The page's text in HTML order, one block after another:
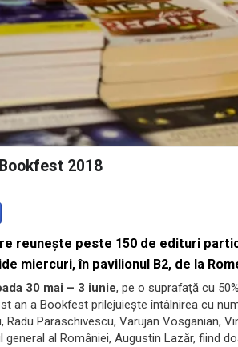
2018
reuneşte peste 150 de edituri
miercuri, în pavilionul B2, de la
30 mai – 3 iunie, pe o suprafaţă cu
an a Bookfest prilejuieşte întâlnirea cu
Paraschivescu, Varujan Vosganian,
al României, Augustin Lazăr, fiind